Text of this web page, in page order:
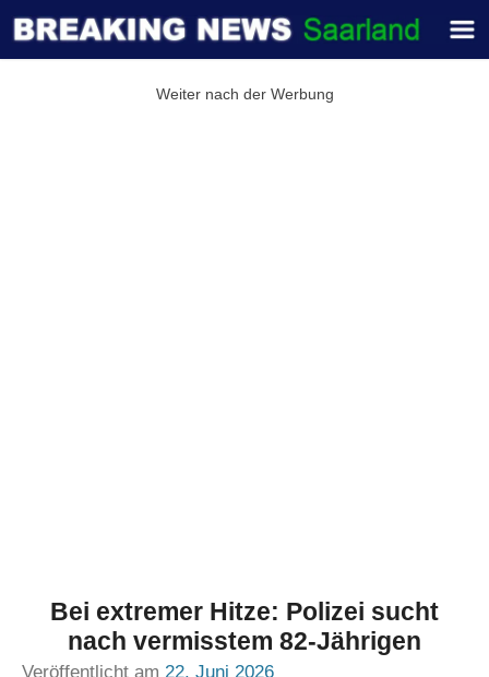
Weiter nach der Werbung
Bei extremer Hitze: Polizei sucht
nach vermisstem 82-Jährigen
Veröffentlicht am 22. Juni 2026